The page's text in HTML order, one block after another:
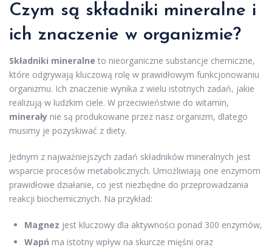
Czym są składniki mineralne i
ich znaczenie w organizmie?
Składniki mineralne to nieorganiczne substancje chemiczne,
które odgrywają kluczową rolę w prawidłowym funkcjonowaniu
organizmu. Ich znaczenie wynika z wielu istotnych zadań, jakie
realizują w ludzkim ciele. W przeciwieństwie do witamin,
minerały nie są produkowane przez nasz organizm, dlatego
musimy je pozyskiwać z diety.
Jednym z najważniejszych zadań składników mineralnych jest
wsparcie procesów metabolicznych. Umożliwiają one enzymom
prawidłowe działanie, co jest niezbędne do przeprowadzania
reakcji biochemicznych. Na przykład:
Magnez jest kluczowy dla aktywności ponad 300 enzymów,
Wapń ma istotny wpływ na skurcze mięśni oraz